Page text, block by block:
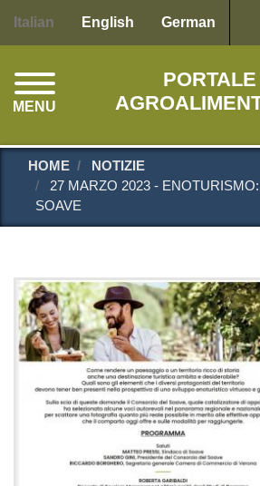
principale
Italian English German
PORTALE
MENU
HOME
NOTIZIE
27 MARZO 2023 -
SOAVE